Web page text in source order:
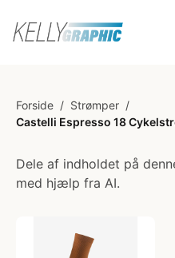
Forside / Strømper /
Castelli Espresso 18
Dele af indholdet på
med hjælp fra AI.